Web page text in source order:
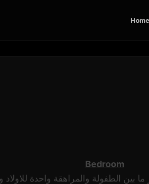
Home
Bedroom
الطفولة والمراهقة واحدة للاولاد